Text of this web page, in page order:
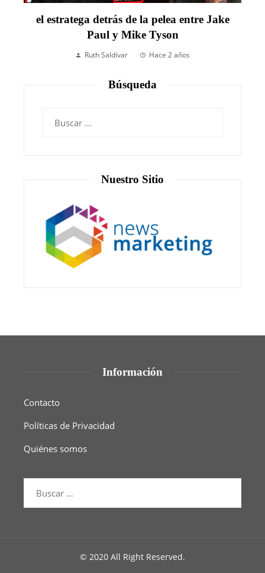
el estratega detrás de la pelea entre Jake
Paul y Mike Tyson
Ruth Saldívar Hace 2 años
Búsqueda
Nuestro Sitio
Información
Contacto
Políticas de Privacidad
Quiénes somos
© 2020 All Right Reserved.